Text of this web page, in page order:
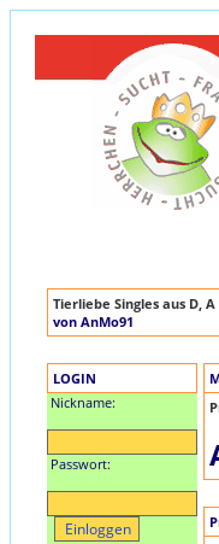
Tierliebe Singles aus D, A
von AnMo91
LOGIN
Nickname:
Passwort: